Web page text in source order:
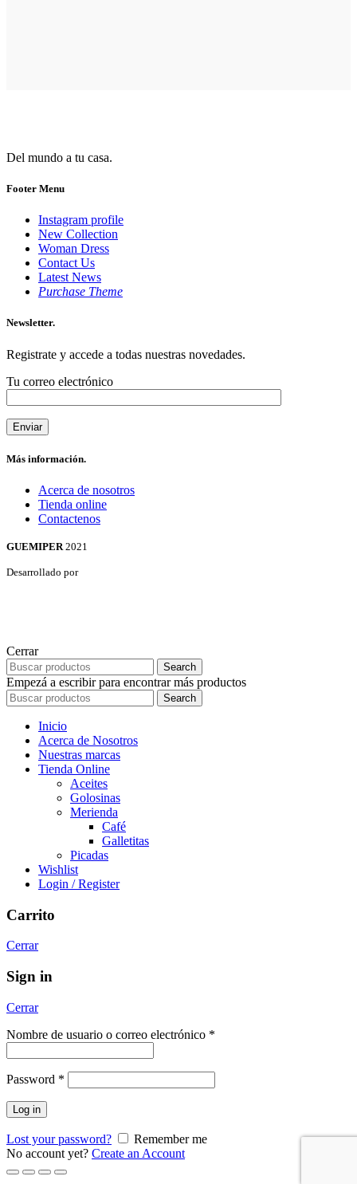
Del mundo a tu casa.
Footer Menu
Instagram profile
New Collection
Woman Dress
Contact Us
Latest News
Purchase Theme
Newsletter.
Registrate y accede a todas nuestras novedades.
Tu correo electrónico
Más información.
Acerca de nosotros
Tienda online
Contactenos
GUEMIPER 2021
Desarrollado por
Cerrar
Search
Empezá a escribir para encontrar más productos
Search
Inicio
Acerca de Nosotros
Nuestras marcas
Tienda Online
Aceites
Golosinas
Merienda
Café
Galletitas
Picadas
Wishlist
Login / Register
Carrito
Cerrar
Sign in
Cerrar
Nombre de usuario o correo electrónico *
Password *
Log in
Lost your password?
Remember me
No account yet? Create an Account